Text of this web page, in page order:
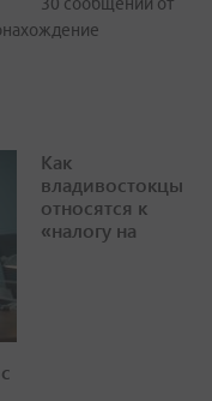
30 сообщений от
Как
владивостокцы
относятся к
«налогу на